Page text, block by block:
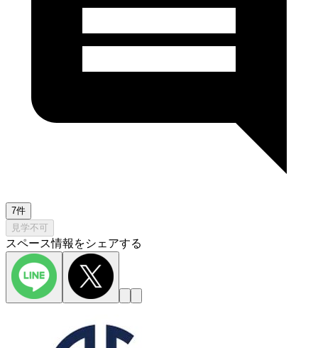
7件
見学不可
スペース情報をシェアする